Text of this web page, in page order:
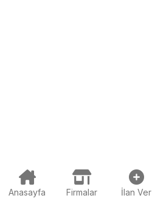
Anasayfa Firmalar İlan Ver